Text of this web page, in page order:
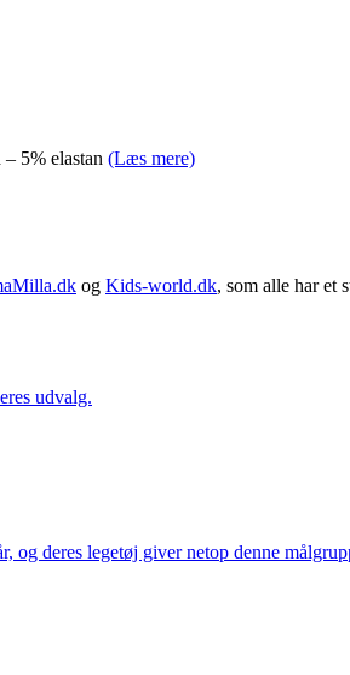
5% elastan (Læs mere)
og Kids-world.dk, som alle har et
udvalg.
deres legetøj giver netop denne